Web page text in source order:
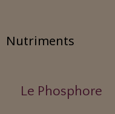
Nutriments
Le Phosphore